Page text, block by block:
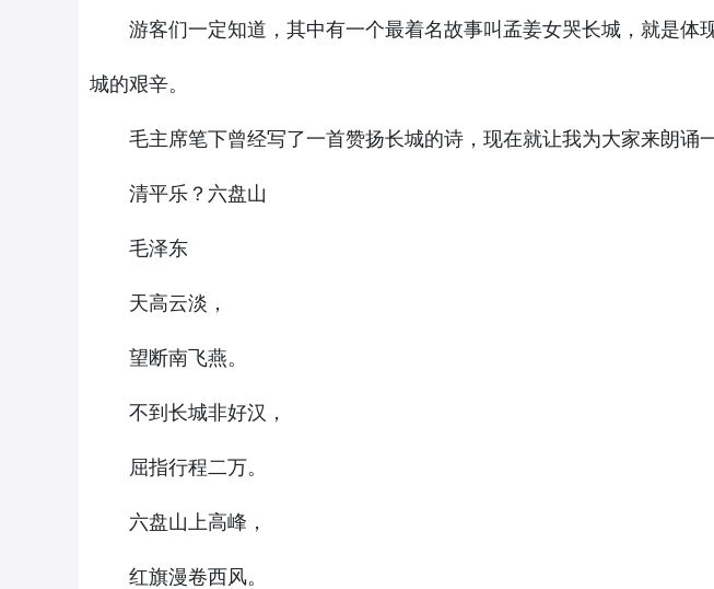
游客们一定知道，其中有一个最着名故事叫孟姜女哭长城，就是体
城的艰辛。
毛主席笔下曾经写了一首赞扬长城的诗，现在就让我为大家来朗诵
清平乐？六盘山
毛泽东
天高云淡，
望断南飞燕。
不到长城非好汉，
屈指行程二万。
六盘山上高峰，
红旗漫卷西风。